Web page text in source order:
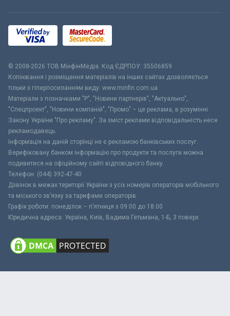
© 2008-2026 ТОВ МiнфiнМедiа. Код ЄДРПОУ: 35506859
Копіювання і розміщення матеріалів на інших сайтах дозволяється
тільки з гіперпосиланням виду: www.minfin.com.ua
Матеріали з позначками "Р", "Новини партнерів", "Актуально",
"Спецпроект", "Новини компаній", "Промо" – це реклама, в розумінні
Закону України "Про рекламу". За зміст реклами відповідальність несе
рекламодавець.
Інформація на даній сторінці не є рекламою банківських послуг.
Верифіковану банком інформацію про продукти та послуги можна
подивитися на офіційному сайті відповідного банку.
Телефон: (044) 392-47-40
Дзвінок в межах території України з усіх номерів операторів мобільного
та міського зв’язку за тарифами операторів
Графік роботи: понеділок – п’ятниця з 09:00 до 18:00
Юридична адреса: Україна, Київ, Вадима Гетьмана, 1-Б, 3 поверх